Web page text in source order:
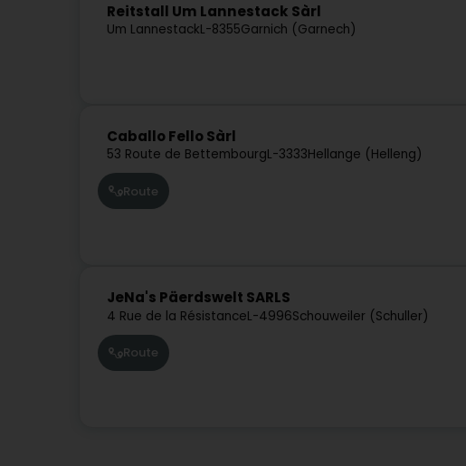
Reitstall Um Lannestack Sàrl
Um LannestackL-8355Garnich (Garnech)
Caballo Fello Sàrl
53 Route de BettembourgL-3333Hellange (Helleng)
Route
JeNa's Päerdswelt SARLS
4 Rue de la RésistanceL-4996Schouweiler (Schuller)
Route